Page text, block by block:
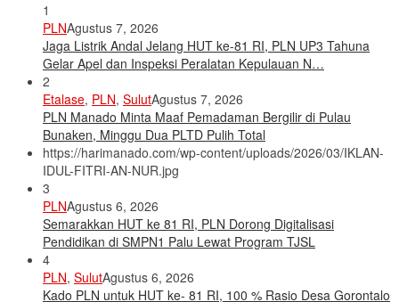
1
PLNAgustus 7, 2026
Jaga Listrik Andal Jelang HUT ke-81 RI, PLN UP3 Tahuna
Gelar Apel dan Inspeksi Peralatan Kepulauan N…
2
Etalase, PLN, SulutAgustus 7, 2026
PLN Manado Minta Maaf Pemadaman Bergilir di Pulau
Bunaken, Minggu Dua PLTD Pulih Total
https://harimanado.com/wp-content/uploads/2026/03/IKLAN-
IDUL-FITRI-AN-NUR.jpg
3
PLNAgustus 6, 2026
Semarakkan HUT ke 81 RI, PLN Dorong Digitalisasi
Pendidikan di SMPN1 Palu Lewat Program TJSL
4
PLN, SulutAgustus 6, 2026
Kado PLN untuk HUT ke- 81 RI, 100 % Rasio Desa Gorontalo